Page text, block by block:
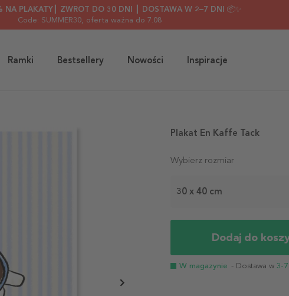
NA PLAKATY┃ ZWROT DO 30 DNI ┃ DOSTAWA W 2–7 DNI 📦✨
Code: SUMMER30, oferta ważna do 7.08
Ramki Bestsellery Nowości Inspiracje
Wybierz rozmiar
30 x 40 cm
Dodaj do
W magazynie - Dostawa w 3-
Plakat En Kaffe Tack